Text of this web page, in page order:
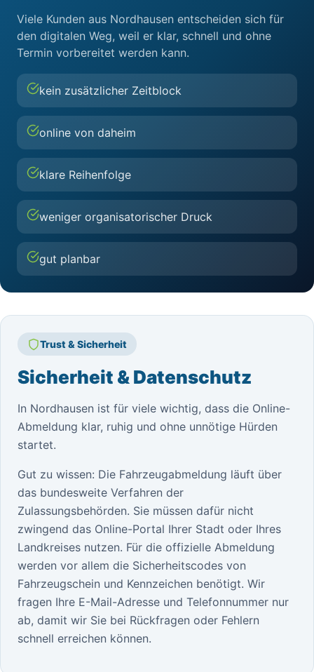
Viele Kunden aus Nordhausen entscheiden sich für
den digitalen Weg, weil er klar, schnell und ohne
Termin vorbereitet werden kann.
kein zusätzlicher Zeitblock
online von daheim
klare Reihenfolge
weniger organisatorischer Druck
gut planbar
Trust & Sicherheit
Sicherheit & Datenschutz
In Nordhausen ist für viele wichtig, dass die Online-
Abmeldung klar, ruhig und ohne unnötige Hürden
startet.
Gut zu wissen: Die Fahrzeugabmeldung läuft über
das bundesweite Verfahren der
Zulassungsbehörden. Sie müssen dafür nicht
zwingend das Online-Portal Ihrer Stadt oder Ihres
Landkreises nutzen. Für die offizielle Abmeldung
werden vor allem die Sicherheitscodes von
Fahrzeugschein und Kennzeichen benötigt. Wir
fragen Ihre E-Mail-Adresse und Telefonnummer nur
ab, damit wir Sie bei Rückfragen oder Fehlern
schnell erreichen können.